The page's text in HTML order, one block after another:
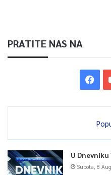
PRATITE NAS NA
U Dnevniku
Subota, 8